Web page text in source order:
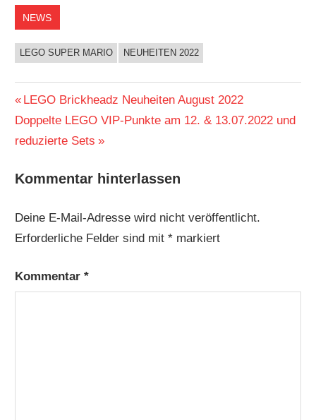
NEWS
LEGO SUPER MARIO NEUHEITEN 2022
Beitragsnavigation
Vorheriger
Beitrag:
LEGO Brickheadz Neuheiten August 2022
Nächster
Beitrag:
Doppelte LEGO VIP-Punkte am 12. & 13.07.2022 und
reduzierte Sets
Kommentar hinterlassen
Deine E-Mail-Adresse wird nicht veröffentlicht.
Erforderliche Felder sind mit* markiert
Kommentar*